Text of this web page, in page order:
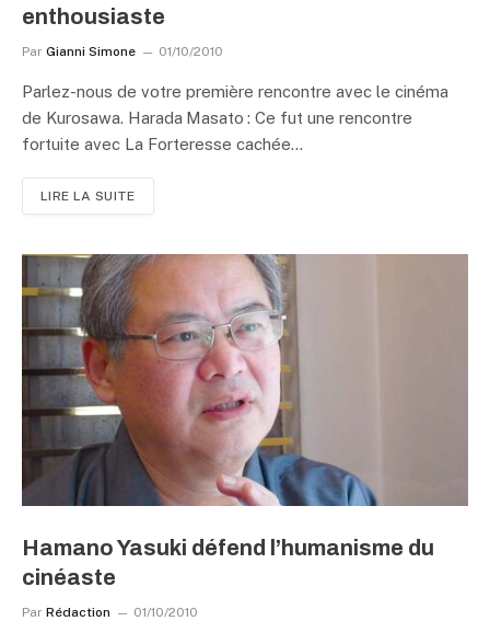
enthousiaste
Par Gianni Simone 01/10/2010
Parlez-nous de votre première rencontre avec le cinéma
de Kurosawa. Harada Masato : Ce fut une rencontre
fortuite avec La Forteresse cachée…
LIRE LA SUITE
Hamano Yasuki défend l’humanisme du
cinéaste
Par Rédaction 01/10/2010